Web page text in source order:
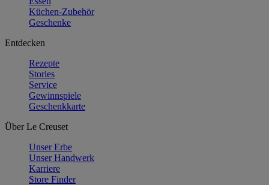
Küchen-Zubehör
Geschenke
Entdecken
Rezepte
Stories
Service
Gewinnspiele
Geschenkkarte
Über Le Creuset
Unser Erbe
Unser Handwerk
Karriere
Store Finder